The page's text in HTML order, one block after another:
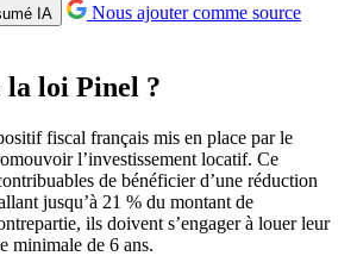
IA
Nous ajouter comme source
la loi Pinel ?
fiscal français mis en place par le
l’investissement locatif. Ce
de bénéficier d’une réduction
jusqu’à 21 % du montant de
ils doivent s’engager à louer leur
minimale de 6 ans.